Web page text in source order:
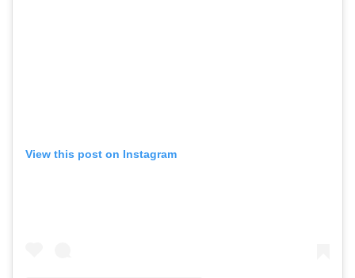
View this post on Instagram